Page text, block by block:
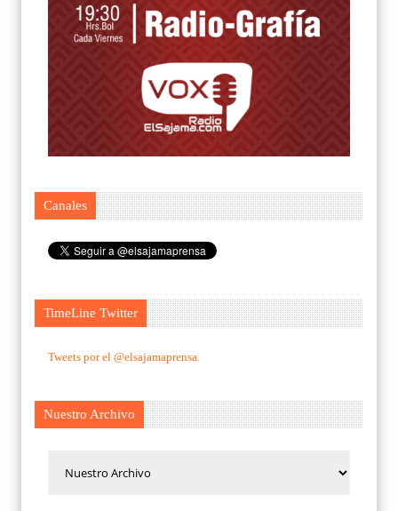
Canales
TimeLine Twitter
Tweets por el @elsajamaprensa.
Nuestro Archivo